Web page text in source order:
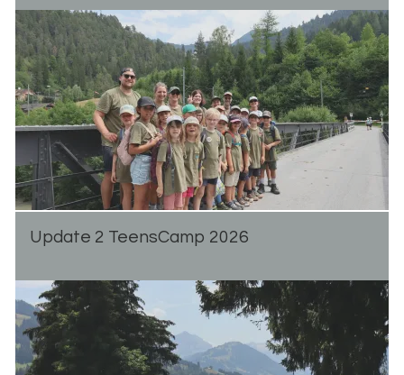
Up­date 2 Teen­s­Camp 2026